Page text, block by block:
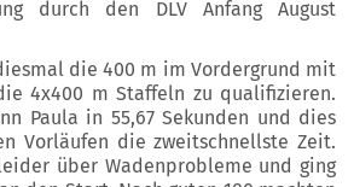
durch den DLV Anfang August
die 400 m im Vordergrund mit
4x400 m Staffeln zu qualifizieren.
Paula in 55,67 Sekunden und dies
Vorläufen die zweitschnellste Zeit.
über Wadenprobleme und ging